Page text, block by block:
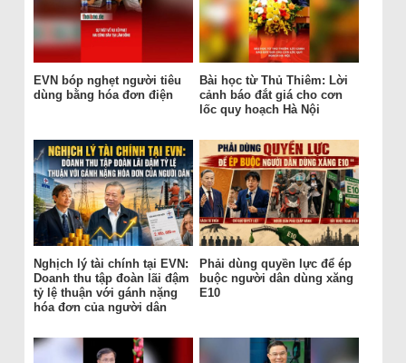
EVN bóp nghẹt người tiêu
dùng bằng hóa đơn điện
Bài học từ Thủ Thiêm: Lời
cảnh báo đắt giá cho cơn
lốc quy hoạch Hà Nội
Nghịch lý tài chính tại EVN:
Doanh thu tập đoàn lãi đậm
tỷ lệ thuận với gánh nặng
hóa đơn của người dân
Phải dùng quyền lực để ép
buộc người dân dùng xăng
E10